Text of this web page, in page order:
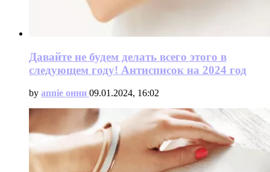
Давайте не будем делать всего этого в
следующем году! Антисписок на 2024 год
by annie онни 09.01.2024, 16:02